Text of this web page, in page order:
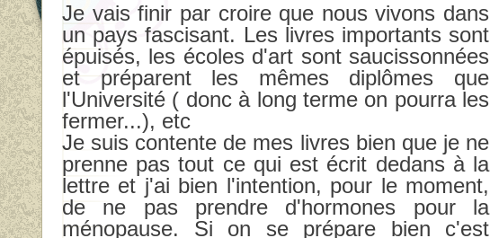
Je vais finir par croire que nous vivons dans
un pays fascisant. Les livres importants sont
épuisés, les écoles d'art sont saucissonnées
et préparent les mêmes diplômes que
l'Université ( donc à long terme on pourra les
fermer...), etc
Je suis contente de mes livres bien que je ne
prenne pas tout ce qui est écrit dedans à la
lettre et j'ai bien l'intention, pour le moment,
de ne pas prendre d'hormones pour la
ménopause. Si on se prépare bien c'est